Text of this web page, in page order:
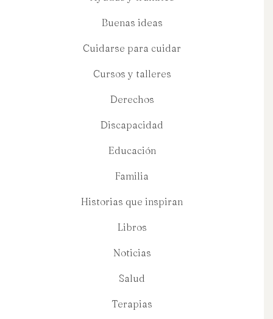
Buenas ideas
Cuidarse para cuidar
Cursos y talleres
Derechos
Discapacidad
Educación
Familia
Historias que inspiran
Libros
Noticias
Salud
Terapias